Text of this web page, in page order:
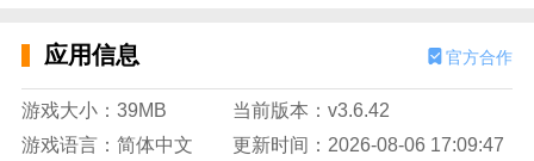
6、通过平台能够清楚的查看自己的订单情况，更
好的进行管理；
应用特色
应用信息 官方合作
游戏大小：39MB
当前版本：v3.6.42
游戏语言：简体中文
更新时间：2026-08-06 17:09:47